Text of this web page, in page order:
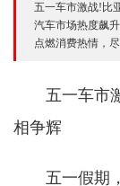
五一车市激战!比
汽车市场热度飙
点燃消费热情，
五一车市
相争辉
五一假期